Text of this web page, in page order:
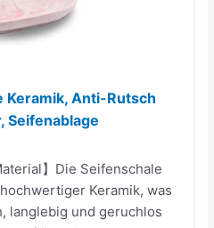
Keramik, Anti-Rutsch
Seifenablage
】Die Seifenschale
Keramik, was
langlebig und geruchlos